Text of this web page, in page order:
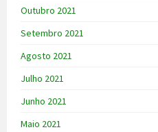
Outubro 2021
Setembro 2021
Agosto 2021
Julho 2021
Junho 2021
Maio 2021